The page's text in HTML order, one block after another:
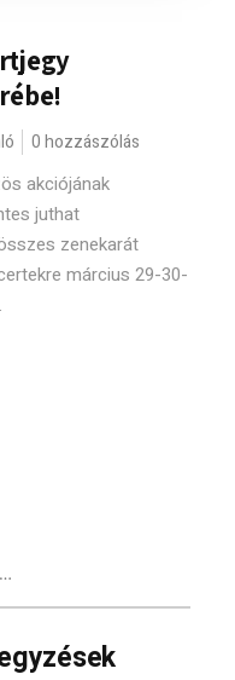
0 hozzászólás
akciójának
juthat
zenekarát
március 29-30-